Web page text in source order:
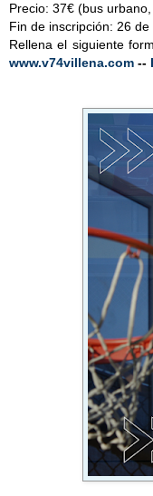
Precio: 37€ (bus
Fin de inscripción: 26 de
Rellena el siguiente
www.v74villena.com--